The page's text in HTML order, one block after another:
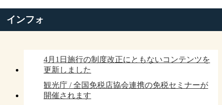
インフォ
4月1日施行の制度改正にともないコンテンツを
更新しました
観光庁 / 全国免税店協会連携の免税セミナーが
開催されます